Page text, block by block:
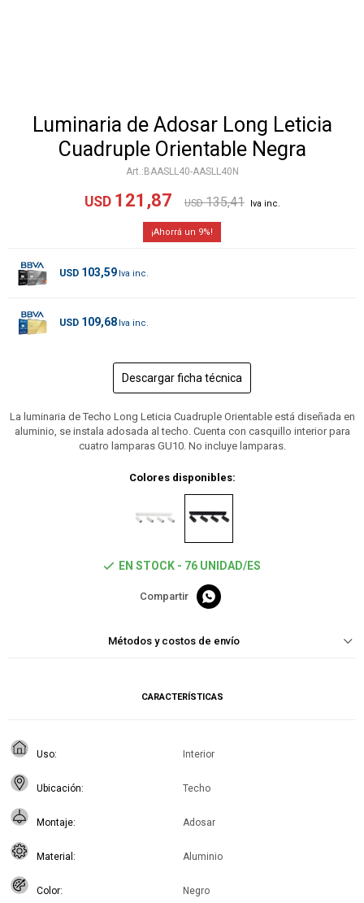
Luminaria de Adosar Long Leticia
Cuadruple Orientable Negra
BAASLL40-AASLL40N
USD 121,87 USD 135,41
9
USD 103,59
USD 109,68
Descargar ficha técnica
La luminaria de Techo Long Leticia Cuadruple Orientable está diseñada en
aluminio, se instala adosada al techo. Cuenta con casquillo interior para
cuatro lamparas GU10. No incluye lamparas.
Colores disponibles:
EN STOCK - 76 UNIDAD/ES

Métodos y costos de envío
CARACTERÍSTICAS
Uso Interior
Ubicación Techo
Montaje Adosar
Material Aluminio
Color Negro